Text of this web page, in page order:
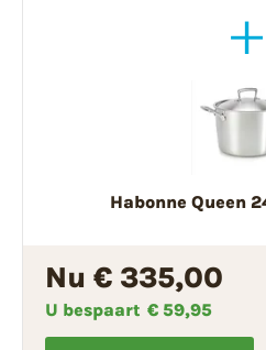
Habonne Queen
Nu € 335,00
U bespaart € 59,95